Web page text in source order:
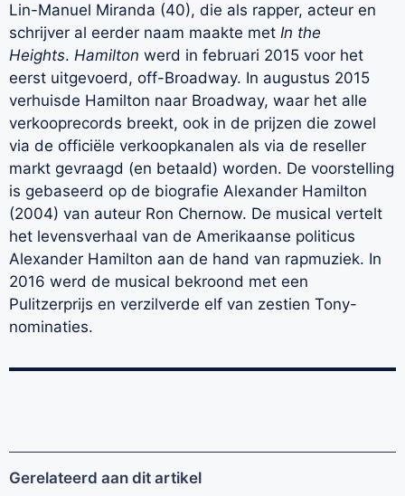
Lin-Manuel Miranda (40), die als rapper, acteur en
schrijver al eerder naam maakte met In the
Heights. Hamilton werd in februari 2015 voor het
eerst uitgevoerd, off-Broadway. In augustus 2015
verhuisde Hamilton naar Broadway, waar het alle
verkooprecords breekt, ook in de prijzen die zowel
via de officiële verkoopkanalen als via de reseller
markt gevraagd (en betaald) worden. De voorstelling
is gebaseerd op de biografie Alexander Hamilton
(2004) van auteur Ron Chernow. De musical vertelt
het levensverhaal van de Amerikaanse politicus
Alexander Hamilton aan de hand van rapmuziek. In
2016 werd de musical bekroond met een
Pulitzerprijs en verzilverde elf van zestien Tony-
nominaties.
Gerelateerd aan dit artikel